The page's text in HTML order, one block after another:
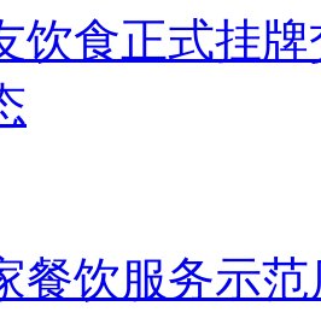
饮食正式挂牌
餐饮服务示